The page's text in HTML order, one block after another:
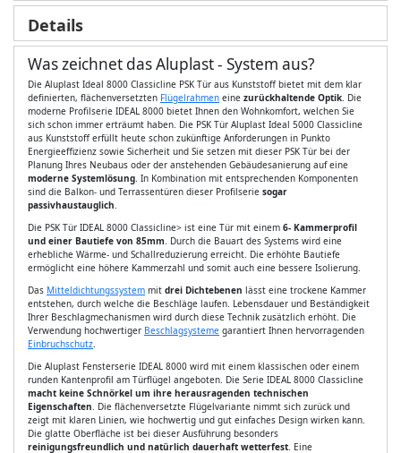
Details
Was zeichnet das Aluplast - System aus?
Die Aluplast Ideal 8000 Classicline PSK Tür aus Kunststoff bietet mit dem klar
definierten, flächenversetzten Flügelrahmen eine zurückhaltende Optik. Die
moderne Profilserie IDEAL 8000 bietet Ihnen den Wohnkomfort, welchen Sie
sich schon immer erträumt haben. Die PSK Tür Aluplast Ideal 5000 Classicline
aus Kunststoff erfüllt heute schon zukünftige Anforderungen in Punkto
Energieeffizienz sowie Sicherheit und Sie setzen mit dieser PSK Tür bei der
Planung Ihres Neubaus oder der anstehenden Gebäudesanierung auf eine
moderne Systemlösung. In Kombination mit entsprechenden Komponenten
sind die Balkon- und Terrassentüren dieser Profilserie sogar
passivhaustauglich.
Die PSK Tür IDEAL 8000 Classicline> ist eine Tür mit einem 6- Kammerprofil
und einer Bautiefe von 85mm. Durch die Bauart des Systems wird eine
erhebliche Wärme- und Schallreduzierung erreicht. Die erhöhte Bautiefe
ermöglicht eine höhere Kammerzahl und somit auch eine bessere Isolierung.
Das Mitteldichtungssystem mit drei Dichtebenen lässt eine trockene Kammer
entstehen, durch welche die Beschläge laufen. Lebensdauer und Beständigkeit
Ihrer Beschlagmechanismen wird durch diese Technik zusätzlich erhöht. Die
Verwendung hochwertiger Beschlagsysteme garantiert Ihnen hervorragenden
Einbruchschutz.
Die Aluplast Fensterserie IDEAL 8000 wird mit einem klassischen oder einem
runden Kantenprofil am Türflügel angeboten. Die Serie IDEAL 8000 Classicline
macht keine Schnörkel um ihre herausragenden technischen
Eigenschaften. Die flächenversetzte Flügelvariante nimmt sich zurück und
zeigt mit klaren Linien, wie hochwertig und gut einfaches Design wirken kann.
Die glatte Oberfläche ist bei dieser Ausführung besonders
reinigungsfreundlich und natürlich dauerhaft wetterfest. Eine